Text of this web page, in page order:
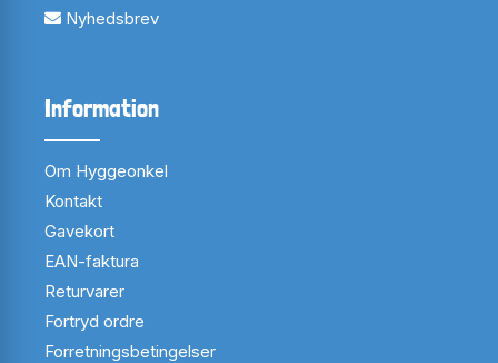
Nyhedsbrev
Information
Om Hyggeonkel
Kontakt
Gavekort
EAN-faktura
Returvarer
Fortryd ordre
Forretningsbetingelser